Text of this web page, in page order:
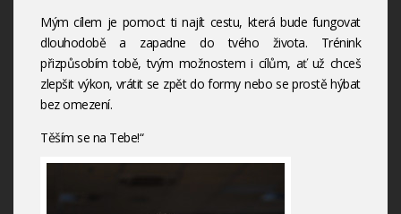
Mým cílem je pomoct ti najít cestu, která bude fungovat
dlouhodobě a zapadne do tvého života. Trénink
přizpůsobím tobě, tvým možnostem i cílům, ať už chceš
zlepšit výkon, vrátit se zpět do formy nebo se prostě hýbat
bez omezení.
Těším se na Tebe!“